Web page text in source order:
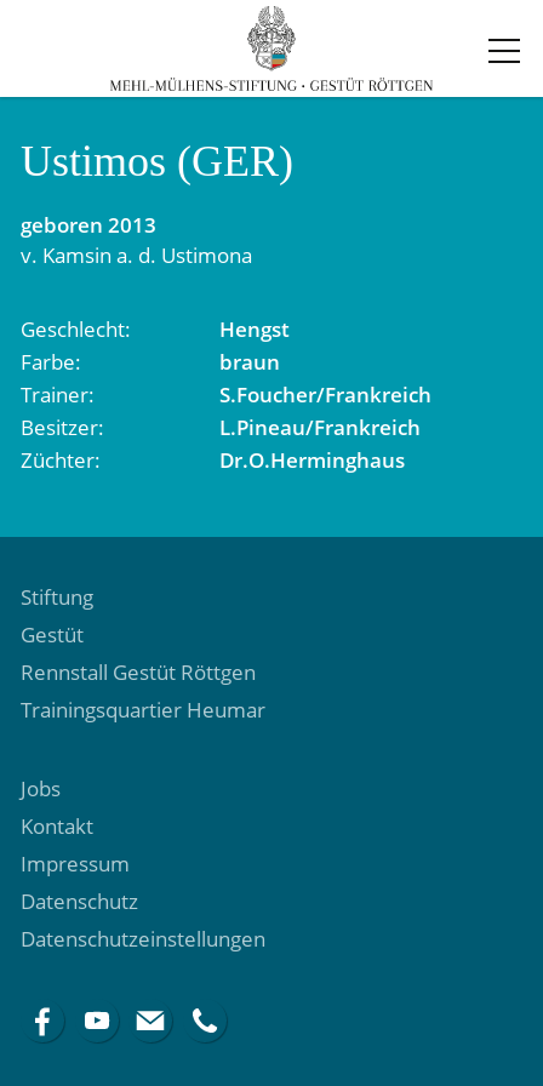
Ustimos (GER)
geboren 2013
v. Kamsin a. d. Ustimona
Geschlecht
Hengst
Farbe
braun
Trainer
S.Foucher/Frankreich
Besitzer
L.Pineau/Frankreich
Züchter
Dr.O.Herminghaus
Stiftung
Gestüt
Rennstall Gestüt Röttgen
Trainingsquartier Heumar
Jobs
Kontakt
Impressum
Datenschutz
Datenschutzeinstellungen